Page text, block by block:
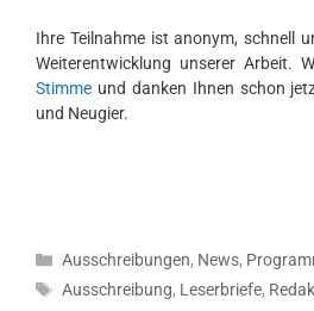
Ihre Teilnahme ist anonym, schnell
Weiterentwicklung unserer Arbeit.
Stimme und danken Ihnen schon
und Neugier.
Kategorien
Ausschreibungen, News,
Schlagwörter
Ausschreibung, Leserbriefe,